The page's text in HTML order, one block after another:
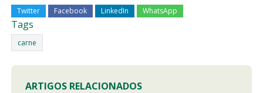
Twitter Facebook LinkedIn WhatsApp
Tags
carne
ARTIGOS RELACIONADOS